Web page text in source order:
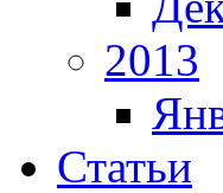
2013
Статьи